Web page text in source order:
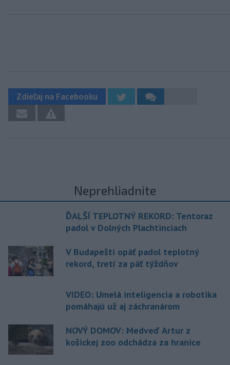
Zdieľaj na Facebooku
Neprehliadnite
ĎALŠÍ TEPLOTNÝ REKORD: Tentoraz
padol v Dolných Plachtinciach
V Budapešti opäť padol teplotný
rekord, tretí za päť týždňov
VIDEO: Umelá inteligencia a robotika
pomáhajú už aj záchranárom
NOVÝ DOMOV: Medveď Artur z
košickej zoo odchádza za hranice